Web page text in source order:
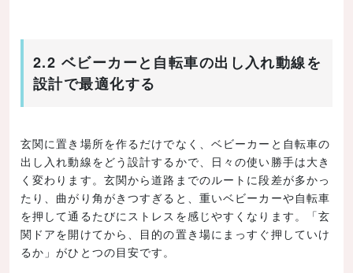
2.2 ベビーカーと自転車の出し入れ動線を
設計で最適化する
玄関に置き場所を作るだけでなく、ベビーカーと自転車の
出し入れ動線をどう設計するかで、日々の使い勝手は大き
く変わります。玄関から道路までのルートに段差が多かっ
たり、曲がり角がきつすぎると、重いベビーカーや自転車
を押して通るたびにストレスを感じやすくなります。「玄
関ドアを開けてから、目的の置き場にまっすぐ押していけ
るか」がひとつの目安です。